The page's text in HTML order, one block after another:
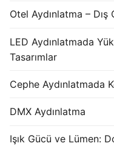
Otel Aydınlatma – Dış
LED Aydınlatmada
Tasarımlar
Cephe Aydınlatmada
DMX Aydınlatma
Işık Gücü ve Lümen: